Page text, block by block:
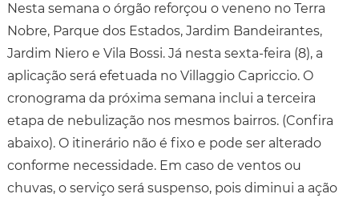
Nesta semana o órgão reforçou o veneno no Terra
Nobre, Parque dos Estados, Jardim Bandeirantes,
Jardim Niero e Vila Bossi. Já nesta sexta-feira (8), a
aplicação será efetuada no Villaggio Capriccio. O
cronograma da próxima semana inclui a terceira
etapa de nebulização nos mesmos bairros. (Confira
abaixo). O itinerário não é fixo e pode ser alterado
conforme necessidade. Em caso de ventos ou
chuvas, o serviço será suspenso, pois diminui a ação